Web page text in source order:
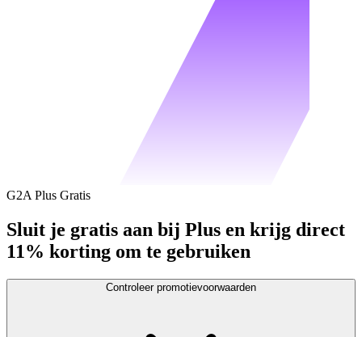
G2A Plus Gratis
Sluit je gratis aan bij Plus en krijg direct
11% korting om te gebruiken
Controleer promotievoorwaarden